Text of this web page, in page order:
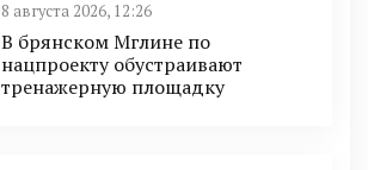
8 августа 2026, 12:26
В брянском Мглине по
нацпроекту обустраивают
тренажерную площадку